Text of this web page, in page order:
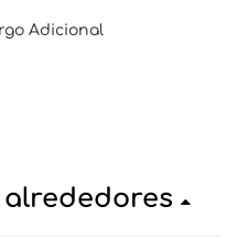
Adicional